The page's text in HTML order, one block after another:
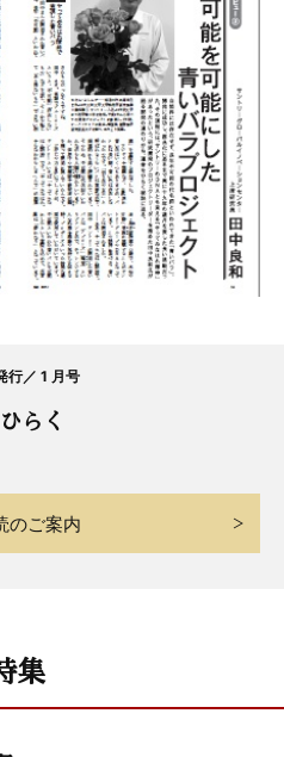
行／ 1 月号
らく
のご案内
集